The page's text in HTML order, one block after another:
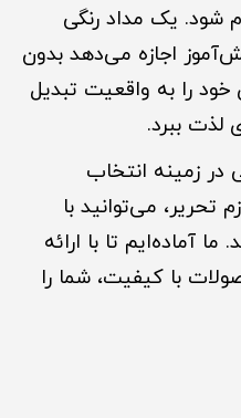
شود. یک مداد رنگی
اجازه می‌دهد بدون
را به واقعیت تبدیل
لذت ببرد.
زمینه انتخاب
تحریر، می‌توانید با
آماده‌ایم تا با ارائه
با کیفیت، شما را